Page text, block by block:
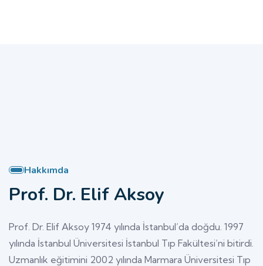
Hakkımda
Prof. Dr. Elif Aksoy
Prof. Dr. Elif Aksoy 1974 yılında İstanbul’da doğdu. 1997
yılında İstanbul Üniversitesi İstanbul Tıp Fakültesi’ni bitirdi.
Uzmanlık eğitimini 2002 yılında Marmara Üniversitesi Tıp